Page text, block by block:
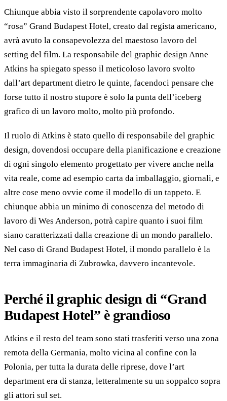
Chiunque abbia visto il sorprendente capolavoro molto
“rosa” Grand Budapest Hotel, creato dal regista americano,
avrà avuto la consapevolezza del maestoso lavoro del
setting del film. La responsabile del graphic design Anne
Atkins ha spiegato spesso il meticoloso lavoro svolto
dall’art department dietro le quinte, facendoci pensare che
forse tutto il nostro stupore è solo la punta dell’iceberg
grafico di un lavoro molto, molto più profondo.
Il ruolo di Atkins è stato quello di responsabile del graphic
design, dovendosi occupare della pianificazione e creazione
di ogni singolo elemento progettato per vivere anche nella
vita reale, come ad esempio carta da imballaggio, giornali, e
altre cose meno ovvie come il modello di un tappeto. E
chiunque abbia un minimo di conoscenza del metodo di
lavoro di Wes Anderson, potrà capire quanto i suoi film
siano caratterizzati dalla creazione di un mondo parallelo.
Nel caso di Grand Budapest Hotel, il mondo parallelo è la
terra immaginaria di Zubrowka, davvero incantevole.
Perché il graphic design di “Grand
Budapest Hotel” è grandioso
Atkins e il resto del team sono stati trasferiti verso una zona
remota della Germania, molto vicina al confine con la
Polonia, per tutta la durata delle riprese, dove l’art
department era di stanza, letteralmente su un soppalco sopra
gli attori sul set.